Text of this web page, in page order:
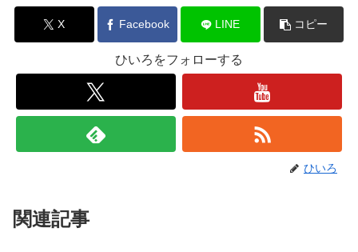
X Facebook LINE コピー
ひいろをフォローする
ひいろ
関連記事